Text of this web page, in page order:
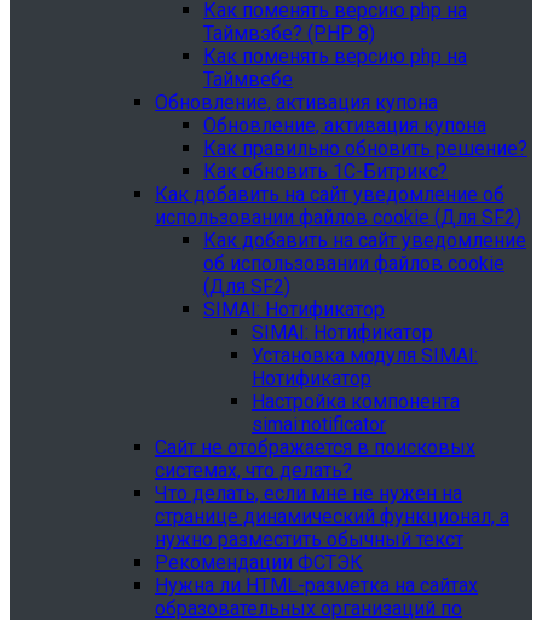
Как поменять версию php на
Таймвэбе? (PHP 8)
Как поменять версию php на
Таймвебе
Обновление, активация купона
Обновление, активация купона
Как правильно обновить решение?
Как обновить 1С-Битрикс?
Как добавить на сайт уведомление об
использовании файлов cookie (Для SF2)
Как добавить на сайт уведомление
об использовании файлов cookie
(Для SF2)
SIMAI: Нотификатор
SIMAI: Нотификатор
Установка модуля SIMAI:
Нотификатор
Настройка компонента
simai:notificator
Сайт не отображается в поисковых
системах, что делать?
Что делать, если мне не нужен на
странице динамический функционал, а
нужно разместить обычный текст
Рекомендации ФСТЭК
Нужна ли HTML-разметка на сайтах
образовательных организаций по